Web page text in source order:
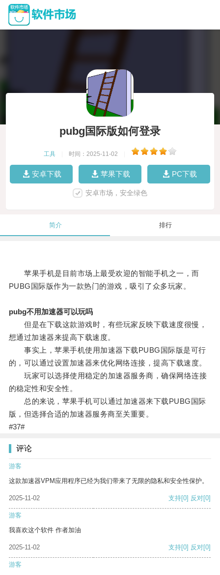
pubg国际版如何登录
工具 时间：2025-11-02
安卓下载 苹果下载 PC下载
安卓市场，安全绿色
简介 排行
苹果手机是目前市场上最受欢迎的智能手机之一，而
PUBG国际版作为一款热门的游戏，吸引了众多玩家。
pubg不用加速器可以玩吗
但是在下载这款游戏时，有些玩家反映下载速度很慢，
想通过加速器来提高下载速度。
事实上，苹果手机使用加速器下载PUBG国际版是可行
的，可以通过设置加速器来优化网络连接，提高下载速度。
玩家可以选择使用稳定的加速器服务商，确保网络连接
的稳定性和安全性。
总的来说，苹果手机可以通过加速器来下载PUBG国际
版，但选择合适的加速器服务商至关重要。
#37#
评论
游客
这款加速器VPM应用程序已经为我们带来了无限的隐私和安全性保护。
2025-11-02 支持[0] 反对[0]
游客
我喜欢这个软件 作者加油
2025-11-02 支持[0] 反对[0]
游客